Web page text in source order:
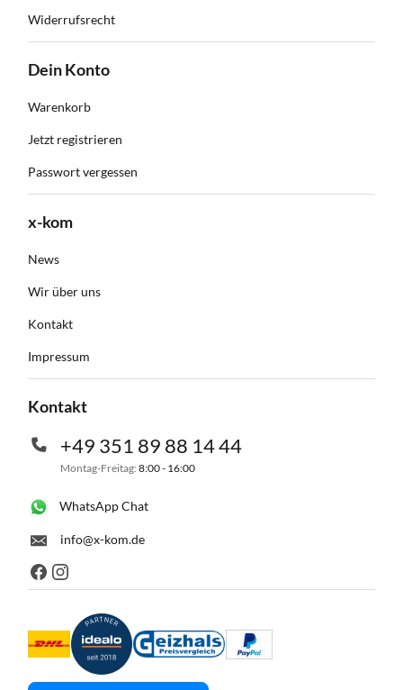
Widerrufsrecht
Dein Konto
Warenkorb
Jetzt registrieren
Passwort vergessen
x-kom
News
Wir über uns
Kontakt
Impressum
Kontakt
+49 351 89 88 14 44
Montag-Freitag: 8:00 - 16:00
WhatsApp Chat
info@x-kom.de